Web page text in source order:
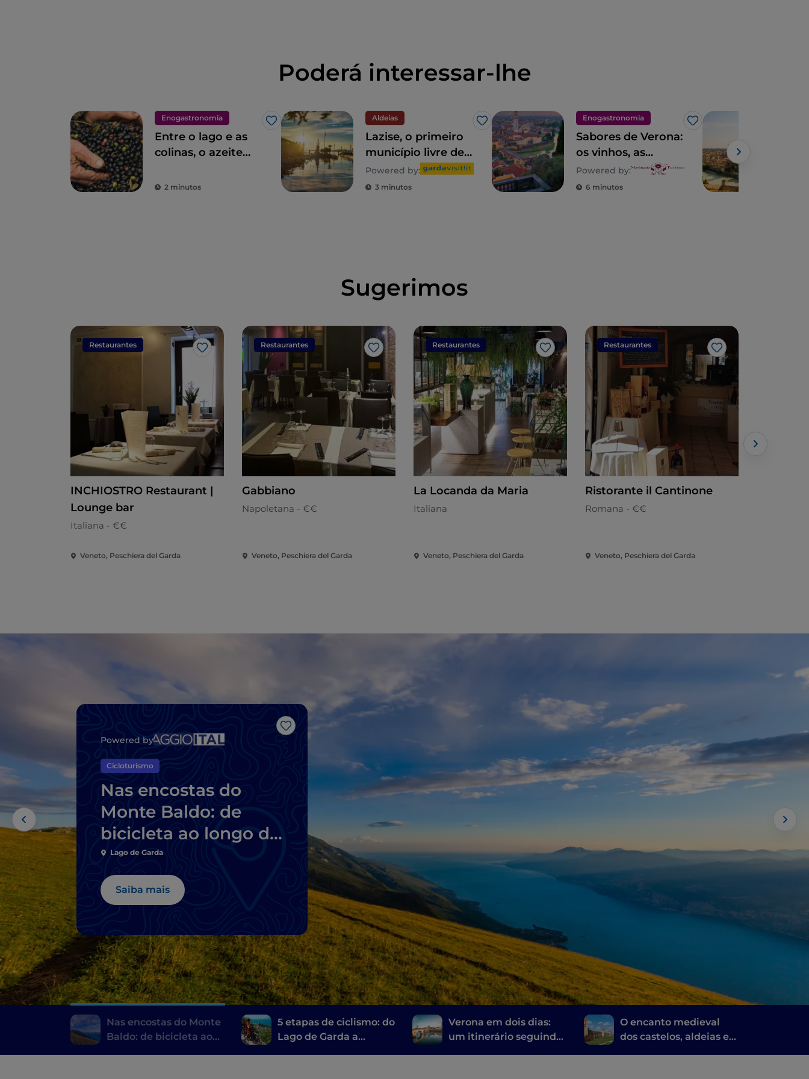
Poderá interessar-lhe
Enogastronomia
Gosto
Entre o lago e as
colinas, o azeite
DOP
2 minutos
Aldeias
Gosto
Lazise, o primeiro
município livre de
Itália
Powered by:
3 minutos
Enogastronomia
Gosto
Sabores de Verona:
os vinhos, as
receitas e os
lugares do sabor
Powered by:
6 minutos
Sugerimos
Restaurantes
Gosto
INCHIOSTRO Restaurant |
Lounge bar
Italiana - €€
Veneto, Peschiera del Garda
Restaurantes
Gosto
Gabbiano
Napoletana - €€
Veneto, Peschiera del Garda
Restaurantes
Gosto
La Locanda da Maria
Italiana
Veneto, Peschiera del Garda
Restaurantes
Gosto
Ristorante il Cantinone
Romana - €€
Veneto, Peschiera del Garda
Gosto
Powered by
Cicloturismo
Nas encostas do
Monte Baldo: de
bicicleta ao longo da
margem véneta do
Lago de Garda
Lago de Garda
Saiba mais
Nas encostas do Monte
Baldo: de bicicleta ao
5 etapas de ciclismo: do
Lago de Garda a
Verona em dois dias:
um itinerário seguindo
O encanto medieval
dos castelos, aldeias e